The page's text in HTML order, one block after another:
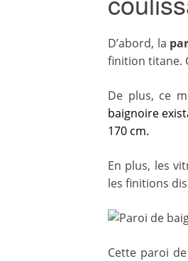
D’abord, la
finition titane.
De plus, ce
baignoire
170 cm.
En plus, les
les finitions
Cette paroi